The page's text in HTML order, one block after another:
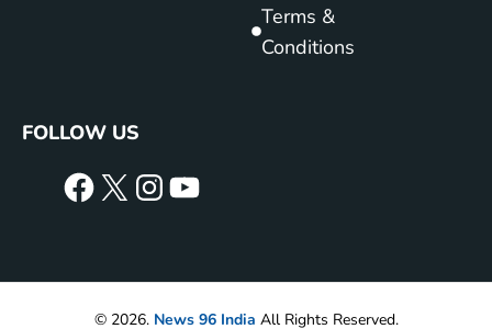
Terms &
Conditions
FOLLOW US
© 2026. News 96 India All Rights Reserved.